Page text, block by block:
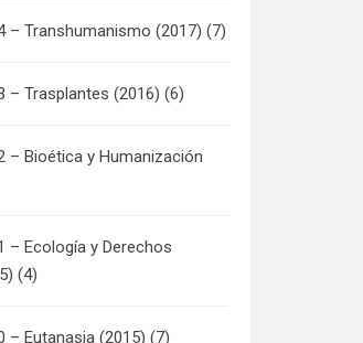
– Transhumanismo (2017) (7)
– Trasplantes (2016) (6)
– Bioética y Humanización
– Ecología y Derechos
(4)
– Eutanasia (2015) (7)